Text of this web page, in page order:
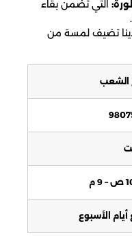
التي تضمن بقاء
تضيف لمسة من
الشعب
الأسبوع